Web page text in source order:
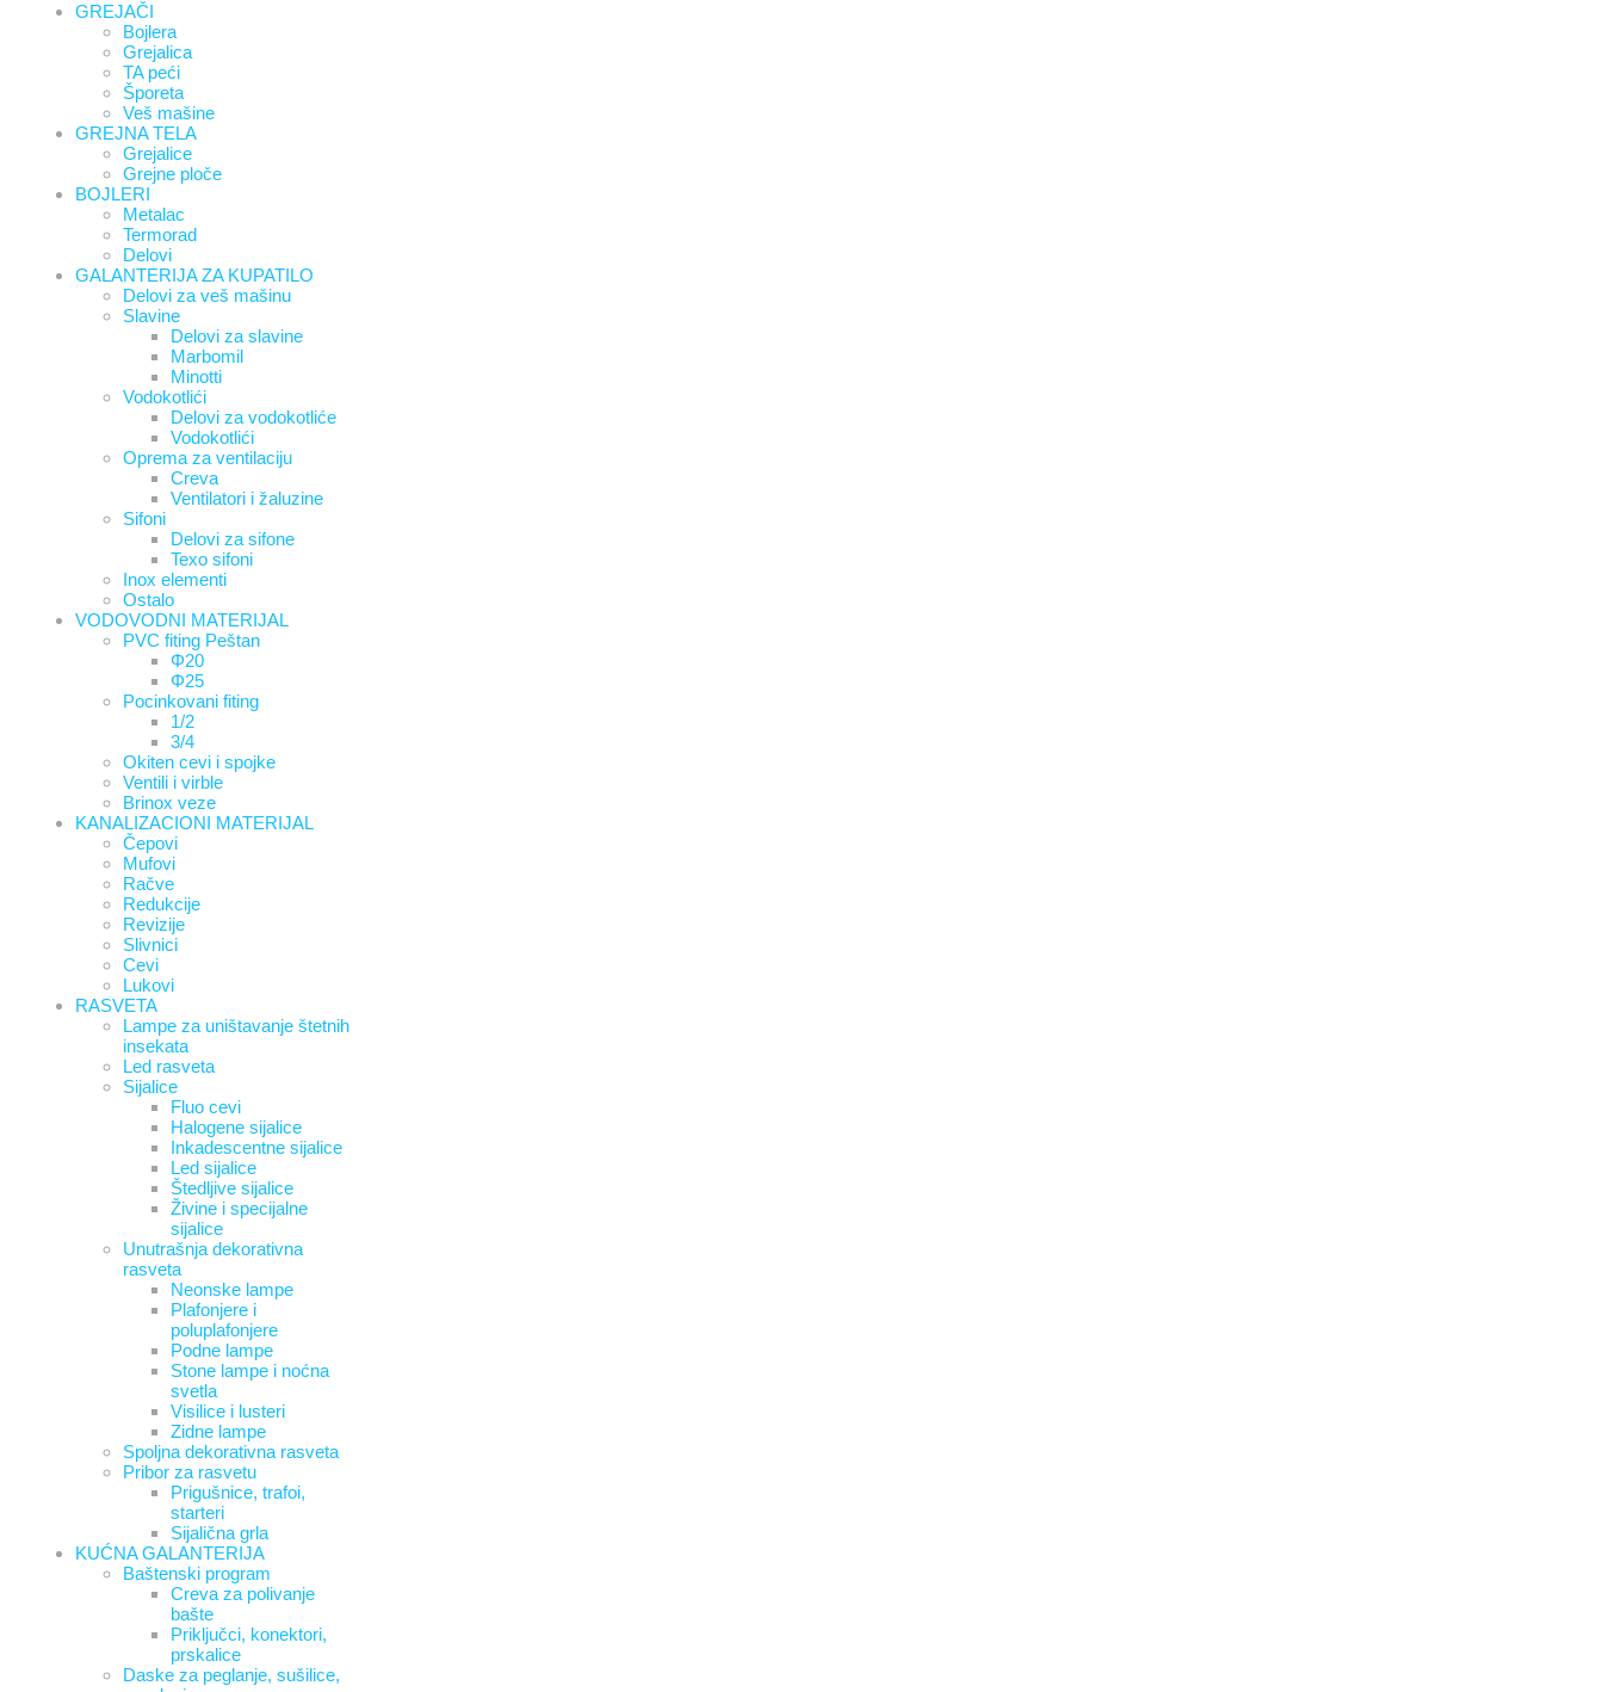
GREJAČI
Bojlera
Grejalica
TA peći
Šporeta
Veš mašine
GREJNA TELA
Grejalice
Grejne ploče
BOJLERI
Metalac
Termorad
Delovi
GALANTERIJA ZA KUPATILO
Delovi za veš mašinu
Slavine
Delovi za slavine
Marbomil
Minotti
Vodokotlići
Delovi za vodokotliće
Vodokotlići
Oprema za ventilaciju
Creva
Ventilatori i žaluzine
Sifoni
Delovi za sifone
Texo sifoni
Inox elementi
Ostalo
VODOVODNI MATERIJAL
PVC fiting Peštan
Φ20
Φ25
Pocinkovani fiting
1/2
3/4
Okiten cevi i spojke
Ventili i virble
Brinox veze
KANALIZACIONI MATERIJAL
Čepovi
Mufovi
Račve
Redukcije
Revizije
Slivnici
Cevi
Lukovi
RASVETA
Lampe za uništavanje štetnih
insekata
Led rasveta
Sijalice
Fluo cevi
Halogene sijalice
Inkadescentne sijalice
Led sijalice
Štedljive sijalice
Živine i specijalne
sijalice
Unutrašnja dekorativna
rasveta
Neonske lampe
Plafonjere i
poluplafonjere
Podne lampe
Stone lampe i noćna
svetla
Visilice i lusteri
Zidne lampe
Spoljna dekorativna rasveta
Pribor za rasvetu
Prigušnice, trafoi,
starteri
Sijalična grla
KUĆNA GALANTERIJA
Baštenski program
Creva za polivanje
bašte
Priključci, konektori,
prskalice
Daske za peglanje, sušilice,